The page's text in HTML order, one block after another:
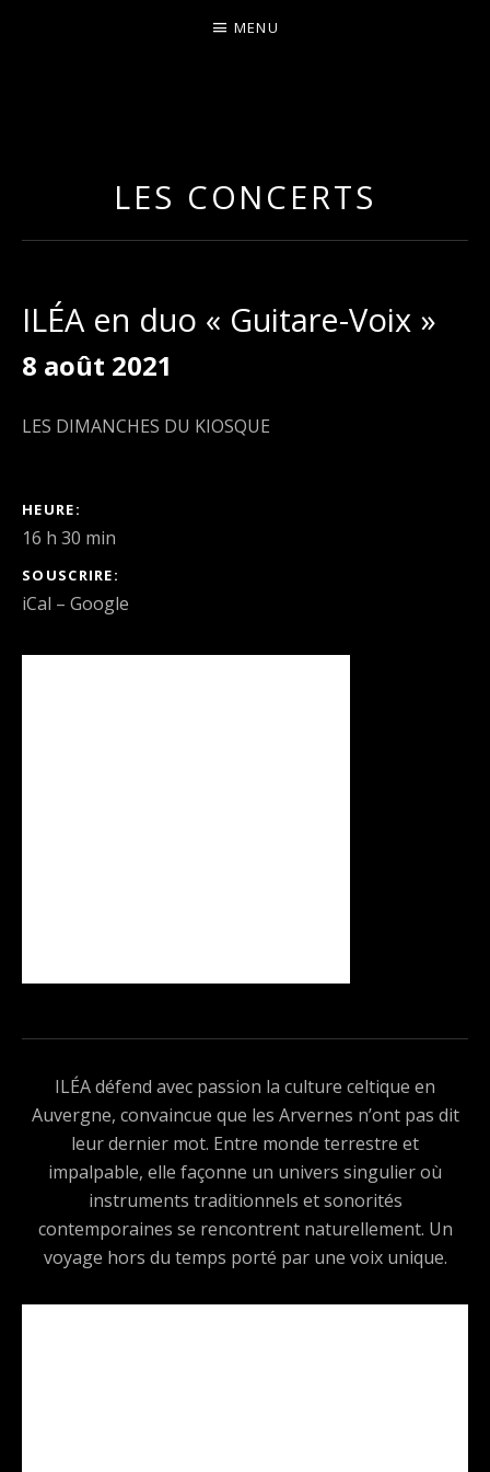
MENU
LES CONCERTS
ILÉA en duo « Guitare-Voix »
8 août 2021
LES DIMANCHES DU KIOSQUE
DÉTAILS DU CONCERT
HEURE
16 h 30 min
SOUSCRIRE
iCal Google
ILÉA défend avec passion la culture celtique en
Auvergne, convaincue que les Arvernes n’ont pas dit
leur dernier mot. Entre monde terrestre et
impalpable, elle façonne un univers singulier où
instruments traditionnels et sonorités
contemporaines se rencontrent naturellement. Un
voyage hors du temps porté par une voix unique.